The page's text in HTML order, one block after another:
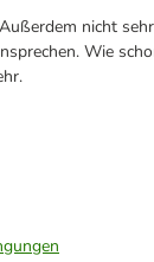
nicht
Wie